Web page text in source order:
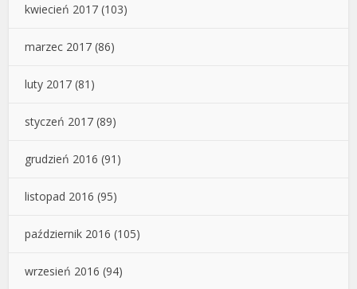
kwiecień 2017 (103)
marzec 2017 (86)
luty 2017 (81)
styczeń 2017 (89)
grudzień 2016 (91)
listopad 2016 (95)
październik 2016 (105)
wrzesień 2016 (94)